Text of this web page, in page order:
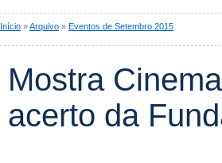
Início »Arquivo » Eventos de Setembro 2015
Mostra
acerto da